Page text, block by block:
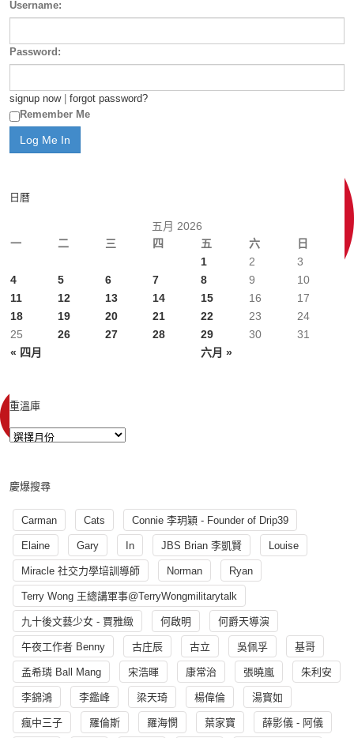
Username:
Password:
signup now| forgot password?
Remember Me
日曆
五月 2026
一
二 三 四 五 六 日
« 四月 六月 »
1 2
3
4
5 6 7 8 9
10
11
12 13 14 15 16
17
18
19 20 21 22 23
24
25
26 27 28 29 30 31
重溫庫
慶爆搜尋
Carman Cats Connie 李玥穎 - Founder of Drip39
Elaine Gary In JBS Brian 李凱賢 Louise
Miracle 社交力學培訓導師 Norman Ryan
Terry Wong 王總講軍事@TerryWongmilitarytalk
九十後文藝少女 - 賈雅緻 何啟明 何爵天導演
午夜工作者 Benny 古庄辰 古立 吳佩孚 基哥
孟希璘 Ball Mang 宋浩暉 康常治 張曉嵐 朱利安
李錦鴻 李鑑峰 梁天琦 楊偉倫 湯寳如
瘋中三子 羅倫斯 羅海憫 葉家寶 薛影儀 - 阿儀